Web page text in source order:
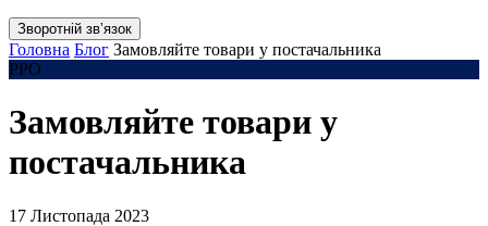
Зворотній звʼязок
Головна Блог Замовляйте товари у постачальника
РРО
Замовляйте товари у
постачальника
17 Листопада 2023